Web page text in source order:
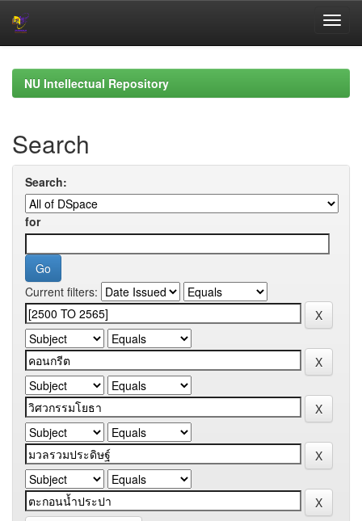
navigationNU Intellectual Repository
Search
Search:
for
Current filters: